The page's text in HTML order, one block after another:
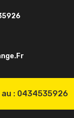
: 0434535926